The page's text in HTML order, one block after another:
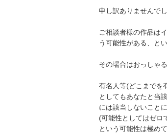
申し訳ありませんで
ご相談者様の作品は
う可能性がある、と
その場合はおっしゃ
有名人等(どこまでを
としてもあなたと当
には該当しないこと
(可能性としてはゼロ
という可能性は極め